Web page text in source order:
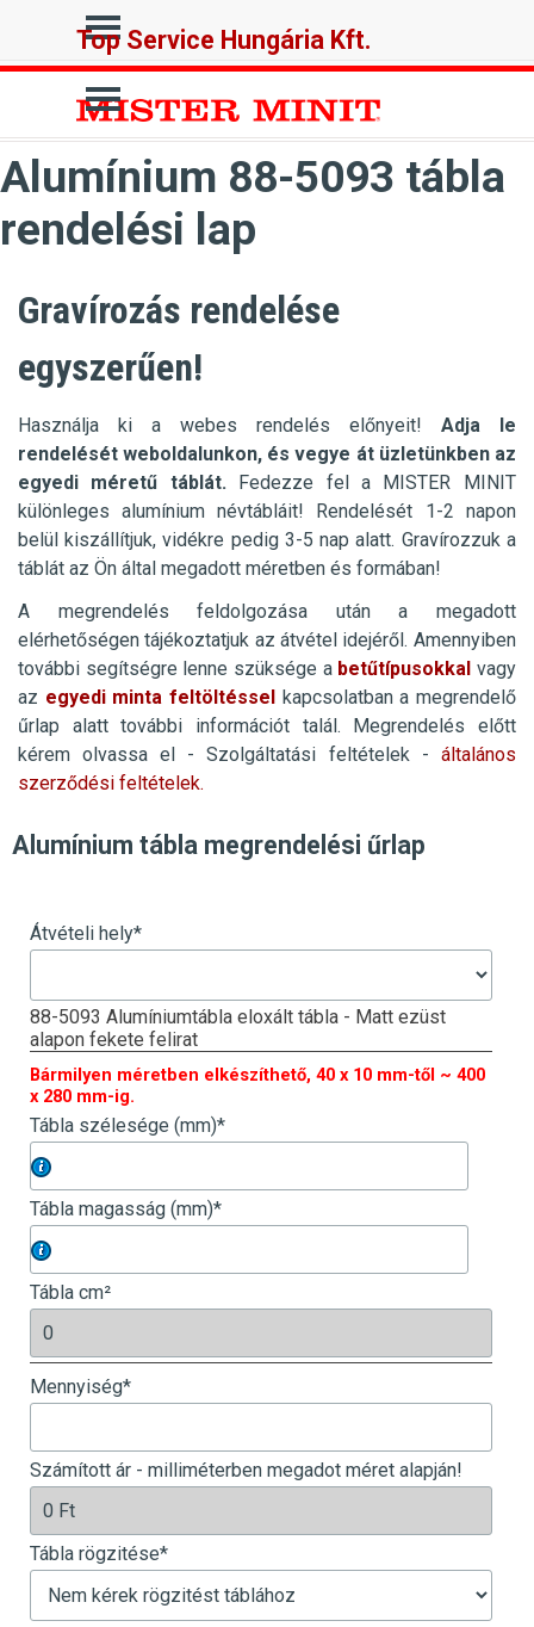
Ugrás a menüre
Top Service Hungária Kft.
Ugrás a menüre
Alumínium 88-5093 tábla
rendelési lap
Gravírozás rendelése
egyszerűen!
Használja ki a webes rendelés előnyeit! Adja le
rendelését weboldalunkon, és vegye át üzletünkben az
egyedi méretű táblát. Fedezze fel a MISTER MINIT
különleges alumínium névtábláit! Rendelését 1-2 napon
belül kiszállítjuk, vidékre pedig 3-5 nap alatt. Gravírozzuk a
táblát az Ön által megadott méretben és formában!
A megrendelés feldolgozása után a megadott
elérhetőségen tájékoztatjuk az átvétel idejéről. Amennyiben
további segítségre lenne szüksége a betűtípusokkal vagy
az egyedi minta feltöltésselkapcsolatban a megrendelő
űrlap alatt további információt talál. Megrendelés előtt
kérem olvassa el - Szolgáltatási feltételek - általános
szerződési feltételek.
Alumínium tábla megrendelési űrlap
Átvételi hely*
88-5093 Alumíniumtábla eloxált tábla - Matt ezüst
alapon fekete felirat
Bármilyen méretben elkészíthető, 40 x 10 mm-től ~ 400
x 280 mm-ig.
Tábla szélesége (mm)*
milliméter
Tábla magasság (mm)*
milliméter
Tábla cm²
Mennyiség*
Számított ár - milliméterben megadot méret alapján!
Tábla rögzitése*